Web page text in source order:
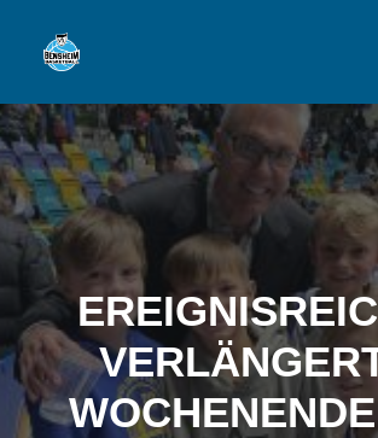
VFL
TEAMS
NEWSFEED
FAN-SHOP
VFL BENSHEIM